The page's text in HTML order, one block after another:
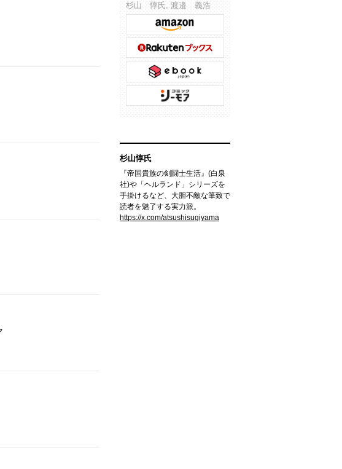
杉山 惇氏, 渡邉 義浩
杉山惇氏
『帝国貴族の剣闘士生活』(白泉
社)や「ヘルランド」シリーズを
手掛けるなど、大胆不敵な筆致で
読者を魅了する実力派。
https://x.com/atsushisugiyama